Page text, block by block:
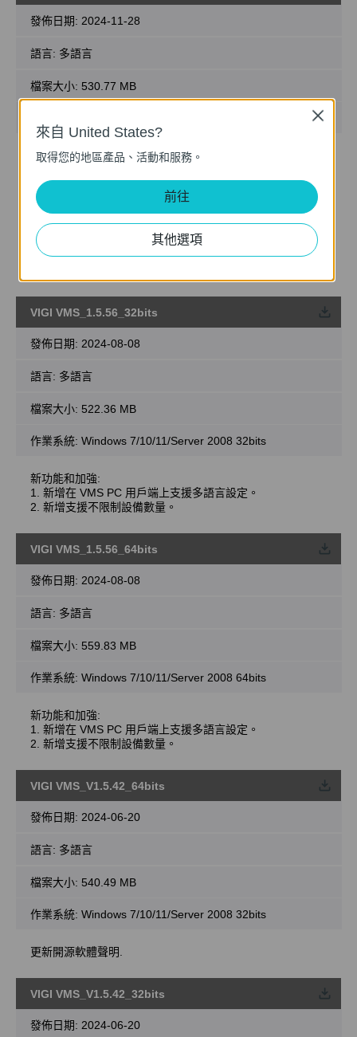
發佈日期: 2024-11-28
語言: 多語言
檔案大小: 530.77 MB
新功能 & 加強 :
2. 新增支援自訂警報。
3. 優化設備管理模組。
4. 優化設備地圖和設計工具模組。
5. 新增支援設備維護和設備維護歷史模組。
6. 新增支援雲端帳號 2FA 登入驗證。
7. 新增支援 DDNS。
VIGI VMS_1.5.56_32bits
發佈日期: 2024-08-08
語言: 多語言
檔案大小: 522.36 MB
作業系統: Windows 7/10/11/Server 2008 32bits
新功能和加強:
1. 新增在 VMS PC 用戶端上支援多語言設定。
2. 新增支援不限制設備數量。
VIGI VMS_1.5.56_64bits
發佈日期: 2024-08-08
語言: 多語言
檔案大小: 559.83 MB
作業系統: Windows 7/10/11/Server 2008 64bits
新功能和加強:
1. 新增在 VMS PC 用戶端上支援多語言設定。
2. 新增支援不限制設備數量。
VIGI VMS_V1.5.42_64bits
發佈日期: 2024-06-20
語言: 多語言
檔案大小: 540.49 MB
作業系統: Windows 7/10/11/Server 2008 32bits
更新開源軟體聲明.
VIGI VMS_V1.5.42_32bits
發佈日期: 2024-06-20
來自 United States?
取得您的地區產品、活動和服務。
前往
其他選項
Close